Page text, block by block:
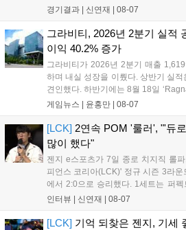
엑스를 제치고 라이즈 그룹 1위로 올
경기결과 | 신연재 | 08-07
그라비티, 2026년 2분기 실적
이익 40.2% 증가
그라비티가 2026년 2분기 매출
하며 내실 성장을 이뤘다. 상반기 실
견인했다. 하반기에는 8월 18일
시작으로 9월 3일 ‘달려라 헤베레케
이’ 출시가 예정돼 있으며, 2027년에
출시할 계획이다. 그라비티는 조인트
템 구축을 통해 신성장 동력을 확보할
게임뉴스 | 윤홍만 | 08-07
[LCK] 2연속 POM '룰러', "'듀
많이 했다"
젠지 e스포츠가 7일 종로 치지직 롤
피언스 코리아(LCK)' 정규 시즌 3라운
에서 2:0으로 승리했다. 1세트는 퍼
를 벌리며 25분 만에 승리하면서 말 그
하며 POM에 선정됐...
인터뷰 | 신연재 | 08-07
[LCK] 기억 되찾은 젠지, 기세